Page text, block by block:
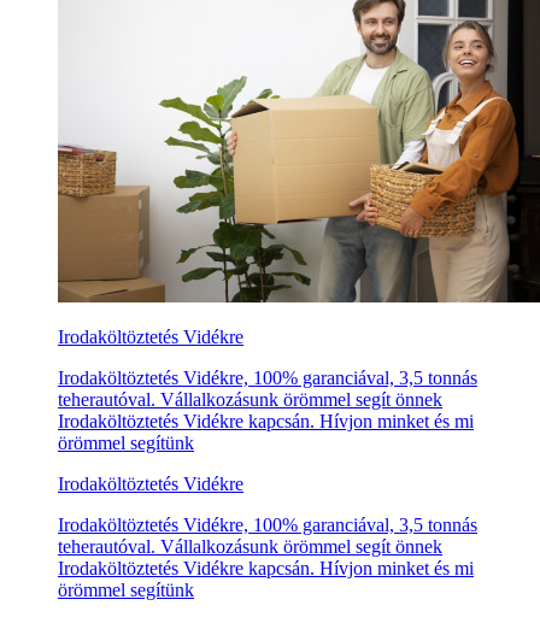
Irodaköltöztetés Vidékre
Irodaköltöztetés Vidékre, 100% garanciával, 3,5 tonnás
teherautóval. Vállalkozásunk örömmel segít önnek
Irodaköltöztetés Vidékre kapcsán. Hívjon minket és mi
örömmel segítünk
Irodaköltöztetés Vidékre
Irodaköltöztetés Vidékre, 100% garanciával, 3,5 tonnás
teherautóval. Vállalkozásunk örömmel segít önnek
Irodaköltöztetés Vidékre kapcsán. Hívjon minket és mi
örömmel segítünk